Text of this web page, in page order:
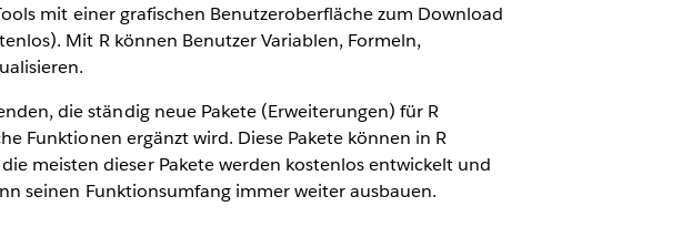
mit einer grafischen Benutzeroberfläche zum Download
Mit R können Benutzer Variablen, Formeln,
die ständig neue Pakete (Erweiterungen) für R
Funktionen ergänzt wird. Diese Pakete können in R
meisten dieser Pakete werden kostenlos entwickelt und
seinen Funktionsumfang immer weiter ausbauen.